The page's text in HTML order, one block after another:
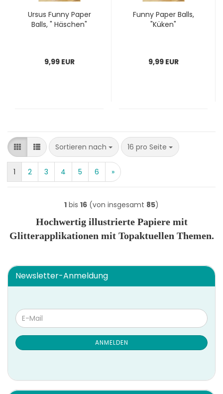
Ursus Funny Paper
Balls, " Häschen"
9,99 EUR
Funny Paper Balls,
"Küken"
9,99 EUR
Sortieren nach
Sortieren nach 16 pro Seite
pro Seite
1 2 3 4 5 6 »
1 bis 16 (von insgesamt 85)
Hochwertig illustrierte Papiere mit
Glitterapplikationen mit Topaktuellen Themen.
Newsletter-Anmeldung
WEITER
ZUR
NEWSLETTER-
ANMELDUNG
E-
Mail
ANMELDEN